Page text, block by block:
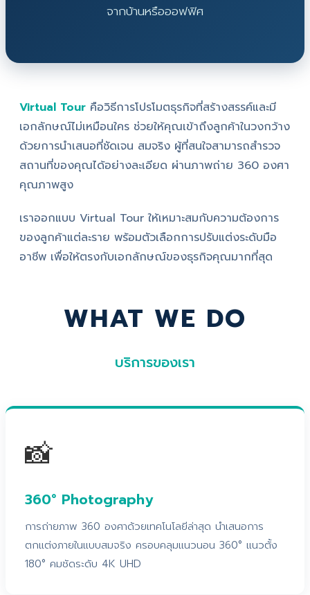
จากบ้านหรือออฟฟิศ
Virtual Tour คือวิธีการโปรโมตธุรกิจที่สร้างสรรค์และมี
เอกลักษณ์ไม่เหมือนใคร ช่วยให้คุณเข้าถึงลูกค้าในวงกว้าง
ด้วยการนำเสนอที่ชัดเจน สมจริง ผู้ที่สนใจสามารถสำรวจ
สถานที่ของคุณได้อย่างละเอียด ผ่านภาพถ่าย 360 องศา
คุณภาพสูง
เราออกแบบ Virtual Tour ให้เหมาะสมกับความต้องการ
ของลูกค้าแต่ละราย พร้อมตัวเลือกการปรับแต่งระดับมือ
อาชีพ เพื่อให้ตรงกับเอกลักษณ์ของธุรกิจคุณมากที่สุด
WHAT WE DO
บริการของเรา
📸
360° Photography
การถ่ายภาพ 360 องศาด้วยเทคโนโลยีล่าสุด นำเสนอการ
ตกแต่งภายในแบบสมจริง ครอบคลุมแนวนอน 360° แนวตั้ง
180° คมชัดระดับ 4K UHD